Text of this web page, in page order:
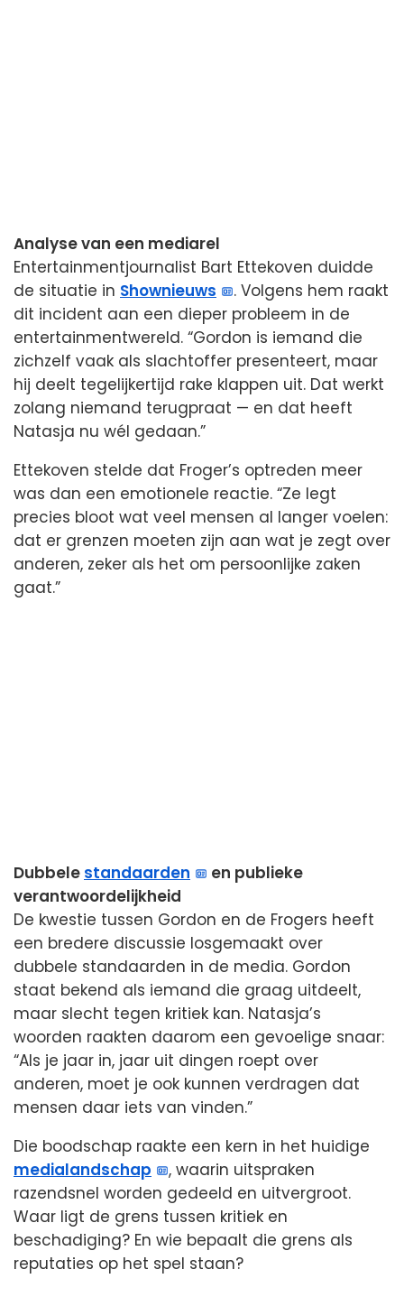
Analyse van een mediarel
Entertainmentjournalist Bart Ettekoven duidde
de situatie in Shownieuws
. Volgens hem raakt
dit incident aan een dieper probleem in de
entertainmentwereld. “Gordon is iemand die
zichzelf vaak als slachtoffer presenteert, maar
hij deelt tegelijkertijd rake klappen uit. Dat werkt
zolang niemand terugpraat — en dat heeft
Natasja nu wél gedaan.”
Ettekoven stelde dat Froger’s optreden meer
was dan een emotionele reactie. “Ze legt
precies bloot wat veel mensen al langer voelen:
dat er grenzen moeten zijn aan wat je zegt over
anderen, zeker als het om persoonlijke zaken
gaat.”
Dubbele standaarden
en publieke
verantwoordelijkheid
De kwestie tussen Gordon en de Frogers heeft
een bredere discussie losgemaakt over
dubbele standaarden in de media. Gordon
staat bekend als iemand die graag uitdeelt,
maar slecht tegen kritiek kan. Natasja’s
woorden raakten daarom een gevoelige snaar:
“Als je jaar in, jaar uit dingen roept over
anderen, moet je ook kunnen verdragen dat
mensen daar iets van vinden.”
Die boodschap raakte een kern in het huidige
medialandschap
, waarin uitspraken
razendsnel worden gedeeld en uitvergroot.
Waar ligt de grens tussen kritiek en
beschadiging? En wie bepaalt die grens als
reputaties op het spel staan?